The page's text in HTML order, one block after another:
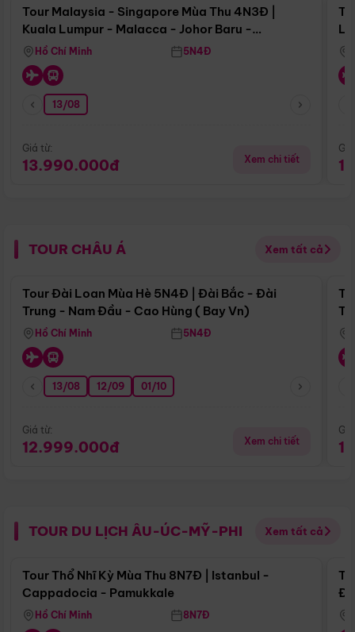
Tour Malaysia - Singapore Mùa Thu 4N3Đ |
Kuala Lumpur - Malacca - Johor Baru -
Singapore
Hồ Chí Minh 5N4Đ
13/08
Giá từ:
13.990.000đ Xem chi tiết
TOUR CHÂU Á Xem tất cả
Điểm nổi bật
Tour Đài Loan Mùa Hè 5N4Đ | Đài Bắc - Đài
Trung - Nam Đầu - Cao Hùng ( Bay Vn)
Hồ Chí Minh 5N4Đ
13/08 12/09 01/10
Giá từ:
12.999.000đ Xem chi tiết
TOUR DU LỊCH ÂU-ÚC-MỸ-PHI Xem tất cả
Điểm nổi bật
Tour Thổ Nhĩ Kỳ Mùa Thu 8N7Đ | Istanbul -
Cappadocia - Pamukkale
Hồ Chí Minh 8N7Đ